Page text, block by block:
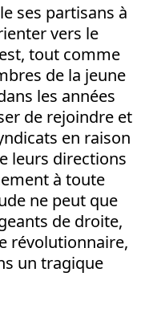
ses partisans à
vers le
tout comme
de la jeune
les années
de rejoindre et
en raison
leurs directions
à toute
ne peut que
de droite,
révolutionnaire,
un tragique